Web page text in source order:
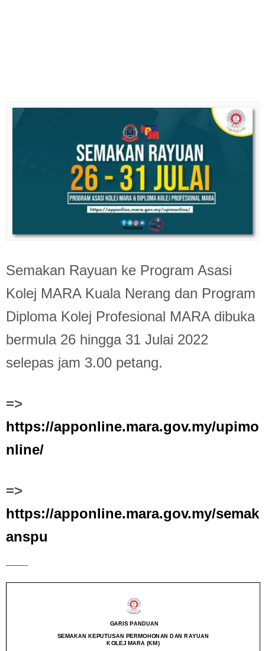
Semakan Rayuan ke Program Asasi
Kolej MARA Kuala Nerang dan Program
Diploma Kolej Profesional MARA dibuka
bermula 26 hingga 31 Julai 2022
selepas jam 3.00 petang.
=>
https://apponline.mara.gov.my/upimo
nline/
=>
https://apponline.mara.gov.my/semak
anspu
——-